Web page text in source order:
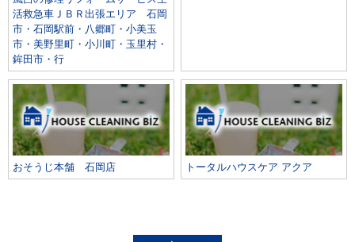
活救急車ＪＢＲ出張エリア 石岡
市・石岡駅前・八郷町・小美玉
市・美野里町・小川町・玉里村・
鉾田市・行
おそうじ本舗 石岡店 トータルハウスケア アクア